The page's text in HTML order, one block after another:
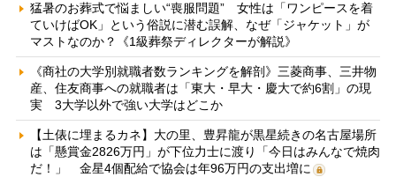
猛暑のお葬式で悩ましい“喪服問題” 女性は「ワンピースを着
ていけばOK」という俗説に潜む誤解、なぜ「ジャケット」が
マストなのか？《1級葬祭ディレクターが解説》
《商社の大学別就職者数ランキングを解剖》三菱商事、三井物
産、住友商事への就職者は「東大・早大・慶大で約6割」の現
実 3大学以外で強い大学はどこか
【土俵に埋まるカネ】大の里、豊昇龍が黒星続きの名古屋場所
は「懸賞金2826万円」が下位力士に渡り「今日はみんなで焼肉
だ！」 金星4個配給で協会は年96万円の支出増に